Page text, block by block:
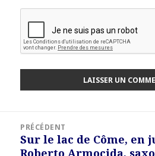
l’article
PRÉCÉDENT
Article
Sur le lac de Côme, en
Roberto Armocida,